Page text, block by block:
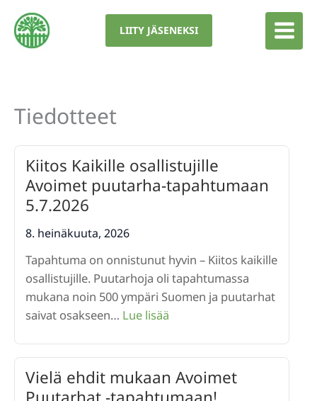
sisältöön
LIITY JÄSENEKSI
Tiedotteet
Kiitos Kaikille osallistujille
Avoimet puutarha-tapahtumaan
5.7.2026
8. heinäkuuta, 2026
Tapahtuma on onnistunut hyvin – Kiitos kaikille
osallistujille. Puutarhoja oli tapahtumassa
mukana noin 500 ympäri Suomen ja puutarhat
saivat osakseen… Lue lisää
osallistujille
Avoimet
Vielä ehdit mukaan Avoimet